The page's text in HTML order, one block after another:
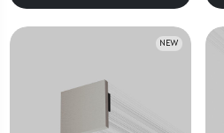
NEW